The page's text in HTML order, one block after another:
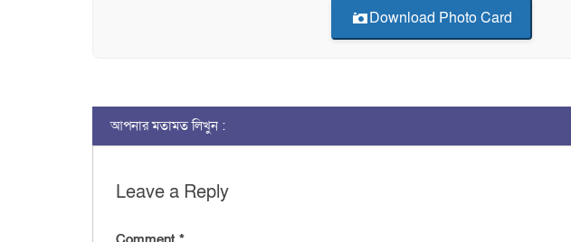
Download Photo Card
আপনার মতামত লিখুন :
Leave a Reply